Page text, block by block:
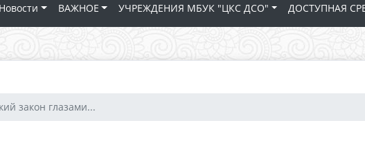
Новости ВАЖНОЕ УЧРЕЖДЕНИЯ МБУК "ЦКС ДСО" ДОСТУПНАЯ
закон глазами...